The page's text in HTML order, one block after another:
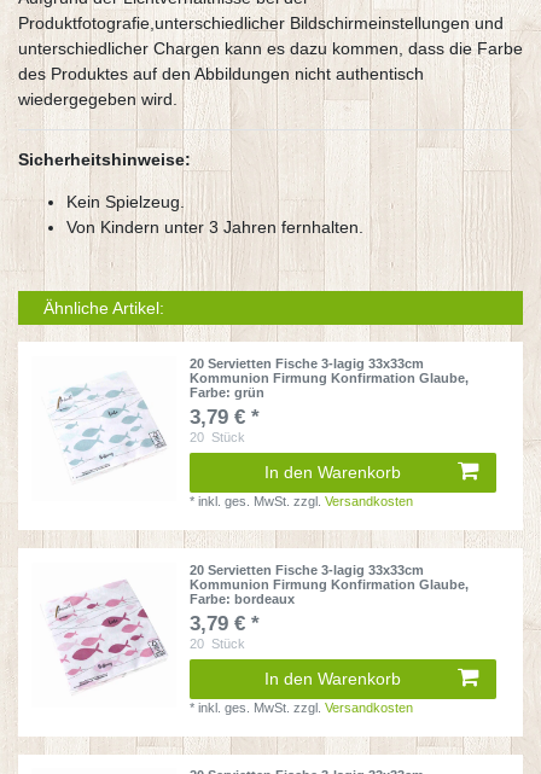
Produktfotografie,unterschiedlicher Bildschirmeinstellungen und
unterschiedlicher Chargen kann es dazu kommen, dass die Farbe
des Produktes auf den Abbildungen nicht authentisch
wiedergegeben wird.
Sicherheitshinweise:
Kein Spielzeug.
Von Kindern unter 3 Jahren fernhalten.
Ähnliche Artikel:
20 Servietten Fische 3-lagig 33x33cm
Kommunion Firmung Konfirmation Glaube,
Farbe: grün
3,79 € *
20 Stück
In den Warenkorb
*inkl. ges. MwSt. zzgl.Versandkosten
20 Servietten Fische 3-lagig 33x33cm
Kommunion Firmung Konfirmation Glaube,
Farbe: bordeaux
3,79 € *
20 Stück
In den Warenkorb
*inkl. ges. MwSt. zzgl.Versandkosten